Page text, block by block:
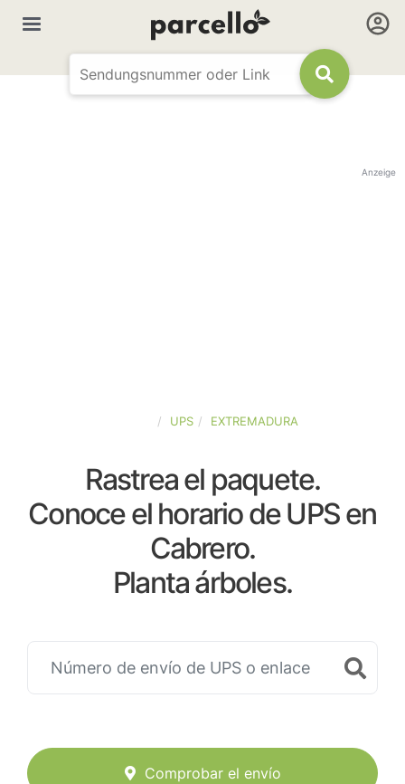
Anzeige
UPS EXTREMADURA
Rastrea el paquete.
Conoce el horario de UPS en
Cabrero.
Planta árboles.
Comprobar el envío